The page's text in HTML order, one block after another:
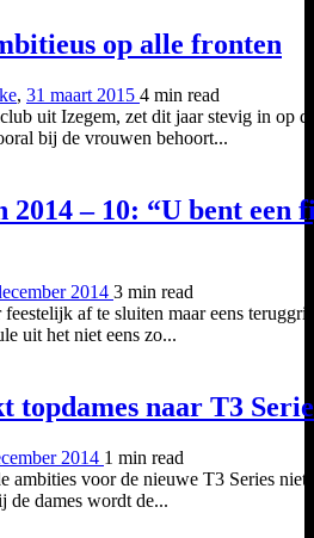
op alle fronten
, 31 maart 2015 4 min read
uit Izegem, zet dit jaar stevig in op
bij de vrouwen behoort...
2014 – 10: “U bent een
2014 3 min read
af te sluiten maar eens
uit het niet eens zo...
topdames naar T3
2014 1 min read
ambities voor de nieuwe T3 Series niet
de dames wordt de...